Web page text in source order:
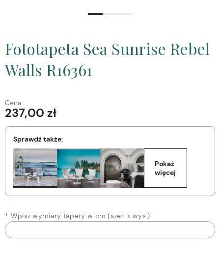
Fototapeta Sea Sunrise Rebel
Walls R16361
Cena:
237,00 zł
Sprawdź także:
Pokaż
więcej
* Wpisz wymiary tapety w cm (szer. x wys.):